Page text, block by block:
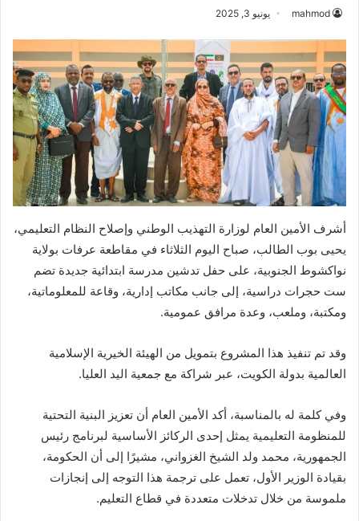
mahmod يونيو 3, 2025
أشرف الأمين العام لوزارة التهذيب الوطني وإصلاح النظام التعليمي،
يحيى بوب الطالب، صباح اليوم الثلاثاء في مقاطعة عرفات بولاية
نواكشوط الجنوبية، على حفل تدشين مدرسة ابتدائية جديدة تضم
ست حجرات دراسية، إلى جانب مكاتب إدارية، وقاعة للمعلوماتية،
ومكتبة، وملعب، وعدة مرافق عمومية.
وقد تم تنفيذ هذا المشروع بتمويل من الهيئة الخيرية الإسلامية
العالمية بدولة الكويت، عبر شراكة مع جمعية اليد العليا.
وفي كلمة له بالمناسبة، أكد الأمين العام أن تعزيز البنية التحتية
للمنظومة التعليمية يمثل إحدى الركائز الأساسية لبرنامج رئيس
الجمهورية، محمد ولد الشيخ الغزواني، مشيرًا إلى أن الحكومة،
بقيادة الوزير الأول، تعمل على ترجمة هذا التوجه إلى إنجازات
ملموسة من خلال تدخلات متعددة في قطاع التعليم.